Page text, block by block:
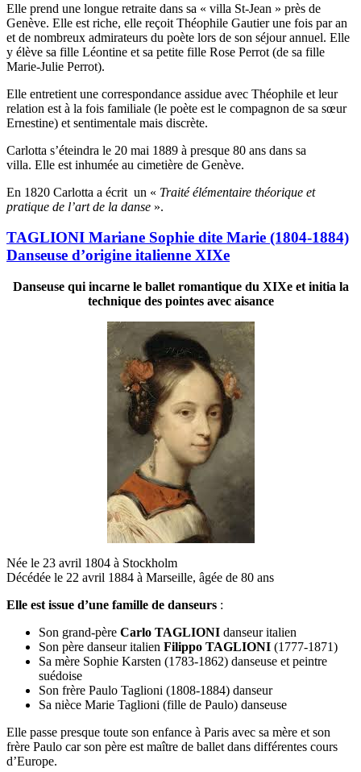
Elle prend une longue retraite dans sa « villa St-Jean » près de
Genève. Elle est riche, elle reçoit Théophile Gautier une fois par an
et de nombreux admirateurs du poète lors de son séjour annuel. Elle
y élève sa fille Léontine et sa petite fille Rose Perrot (de sa fille
Marie-Julie Perrot).
Elle entretient une correspondance assidue avec Théophile et leur
relation est à la fois familiale (le poète est le compagnon de sa sœur
Ernestine) et sentimentale mais discrète.
Carlotta s’éteindra le 20 mai 1889 à presque 80 ans dans sa
villa. Elle est inhumée au cimetière de Genève.
En 1820 Carlotta a écrit un « Traité élémentaire théorique et
pratique de l’art de la danse ».
TAGLIONI Mariane Sophie dite Marie (1804-1884)
Danseuse d’origine italienne XIXe
Danseuse qui incarne le ballet romantique du XIXe et initia la
technique des pointes avec aisance
Née le 23 avril 1804 à Stockholm
Décédée le 22 avril 1884 à Marseille, âgée de 80 ans
Elle est issue d’une famille de danseurs :
Son grand-père Carlo TAGLIONI danseur italien
Son père danseur italien Filippo TAGLIONI (1777-1871)
Sa mère Sophie Karsten (1783-1862) danseuse et peintre
suédoise
Son frère Paulo Taglioni (1808-1884) danseur
Sa nièce Marie Taglioni (fille de Paulo) danseuse
Elle passe presque toute son enfance à Paris avec sa mère et son
frère Paulo car son père est maître de ballet dans différentes cours
d’Europe.